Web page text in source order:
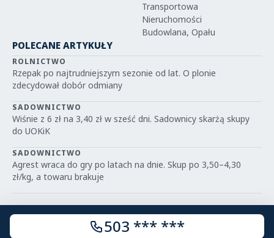
503 *** ***
Transportowa
Nieruchomości
Budowlana, Opału
POLECANE ARTYKUŁY
ROLNICTWO
Rzepak po najtrudniejszym sezonie od lat. O plonie
zdecydował dobór odmiany
SADOWNICTWO
Wiśnie z 6 zł na 3,40 zł w sześć dni. Sadownicy skarżą skupy
do UOKiK
SADOWNICTWO
Agrest wraca do gry po latach na dnie. Skup po 3,50–4,30
zł/kg, a towaru brakuje
© 2026 IGRIT.PL — Wszelkie prawa zastrzeżone